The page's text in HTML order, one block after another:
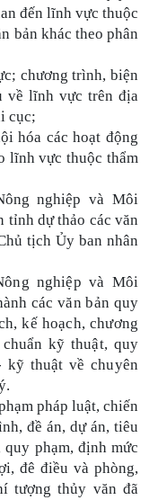
đến lĩnh vực thuộc
bản khác theo phân
chương trình, biện
về lĩnh vực trên địa
cục;
hóa các hoạt động
lĩnh vực thuộc thẩm
nghiệp và Môi
tỉnh dự thảo các văn
tịch Ủy ban nhân
nghiệp và Môi
các văn bản quy
kế hoạch, chương
kỹ thuật, quy
thuật về chuyên
pháp luật, chiến
đề án, dự án, tiêu
phạm, định mức
đê điều và phòng,
tượng thủy văn đã